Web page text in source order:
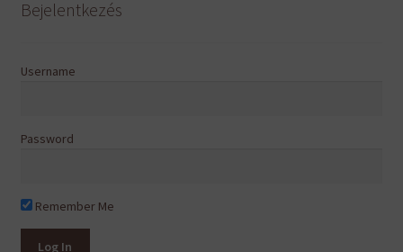
Bejelentkezés
Username
Password
Remember Me